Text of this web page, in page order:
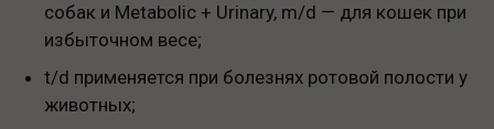
собак и Metabolic + Urinary, m/d — для кошек при
избыточном весе;
t/d применяется при болезнях ротовой полости у
животных;